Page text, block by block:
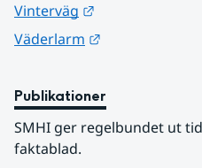
Vinterväg
Väderlarm
Publikationer
SMHI ger regelbundet ut
faktablad.